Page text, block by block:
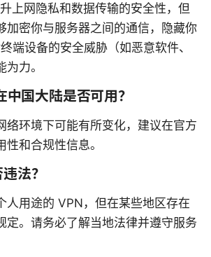
上网隐私和数据传输的安全性，但
加密你与服务器之间的通信，隐藏你
端设备的安全威胁（如恶意软件、
力。
国大陆是否可用？
络环境下可能有所变化，建议在官方
和合规性信息。
法？
人用途的 VPN，但在某些地区存在
定。请务必了解当地法律并遵守服务